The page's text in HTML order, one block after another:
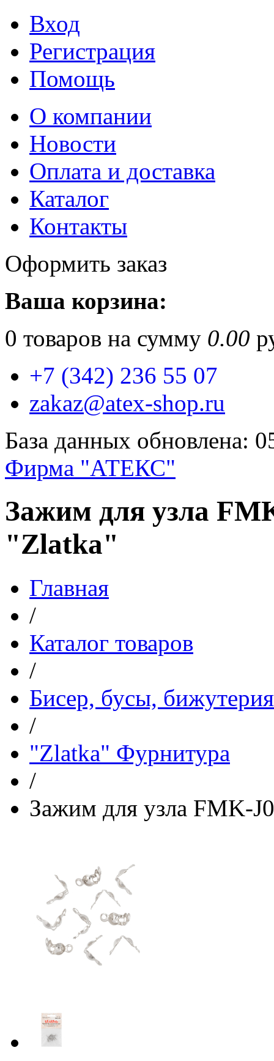
Вход
Регистрация
Помощь
О компании
Новости
Оплата и доставка
Каталог
Контакты
Оформить заказ
Ваша корзина:
0 товаров на сумму 0.00
+7 (342) 236 55 07
zakaz@atex-shop.ru
База данных обновлена:
Фирма "АТЕКС"
Зажим для узла
"Zlatka"
Главная
/
Каталог товаров
/
Бисер, бусы, бижутерия
/
"Zlatka" Фурнитура
/
Зажим для узла FMK-